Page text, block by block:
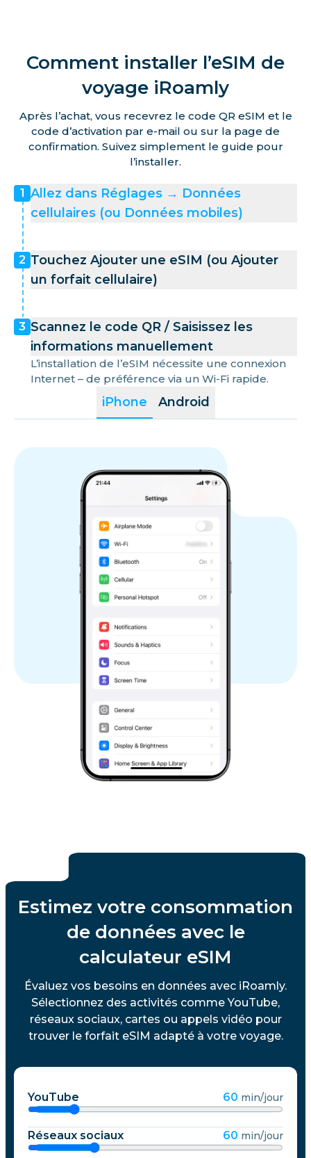
Comment installer l’eSIM de
voyage iRoamly
Après l’achat, vous recevrez le code QR eSIM et le
code d’activation par e-mail ou sur la page de
confirmation. Suivez simplement le guide pour
l’installer.
iPhone Android
1 Allez dans Réglages → Données
cellulaires (ou Données mobiles)
2 Touchez Ajouter une eSIM (ou Ajouter
un forfait cellulaire)
3 Scannez le code QR / Saisissez les
informations manuellement
L’installation de l’eSIM nécessite une connexion
Internet – de préférence via un Wi-Fi rapide.
Estimez votre consommation
de données avec le
calculateur eSIM
Évaluez vos besoins en données avec iRoamly.
Sélectionnez des activités comme YouTube,
réseaux sociaux, cartes ou appels vidéo pour
trouver le forfait eSIM adapté à votre voyage.
YouTube 60 min/jour
Réseaux sociaux 60 min/jour